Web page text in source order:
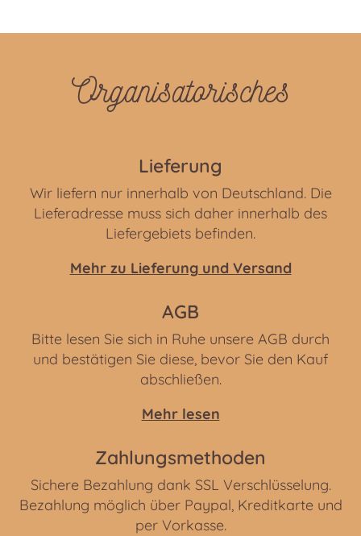
Organisatorisches
Lieferung
Wir liefern nur innerhalb von Deutschland. Die
Lieferadresse muss sich daher innerhalb des
Liefergebiets befinden.
Mehr zu Lieferung und Versand
AGB
Bitte lesen Sie sich in Ruhe unsere AGB durch
und bestätigen Sie diese, bevor Sie den Kauf
abschließen.
Mehr lesen
Zahlungsmethoden
Sichere Bezahlung dank SSL Verschlüsselung.
Bezahlung möglich über Paypal, Kreditkarte und
per Vorkasse.